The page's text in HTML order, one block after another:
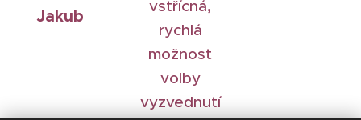
Jakub
vstřícná,
rychlá
možnost
volby
vyzvednutí